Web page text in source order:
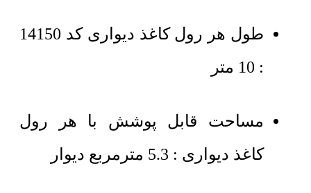
طول هر رول کاغذ دیواری کد 14150
: 10 متر
مساحت قابل پوشش با هر رول
کاغذ دیواری : 5.3 مترمربع دیوار